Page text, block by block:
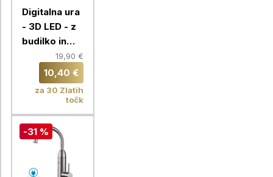
Digitalna ura
- 3D LED - z
budilko in
prikazom
temperature
19,90 €
10,40 €
za 30 Zlatih
točk
-31 %